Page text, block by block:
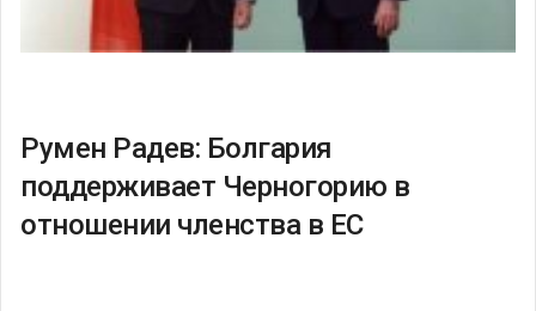
Румен Радев: Болгария
поддерживает Черногорию в
отношении членства в ЕС